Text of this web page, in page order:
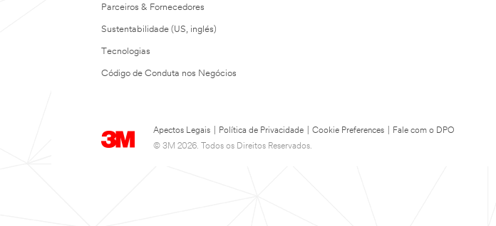
Parceiros & Fornecedores
Sustentabilidade (US, inglés)
Tecnologias
Código de Conduta nos Negócios
Apectos Legais Política de Privacidade Cookie Preferences
Fale com o DPO
© 3M 2026. Todos os Direitos Reservados.